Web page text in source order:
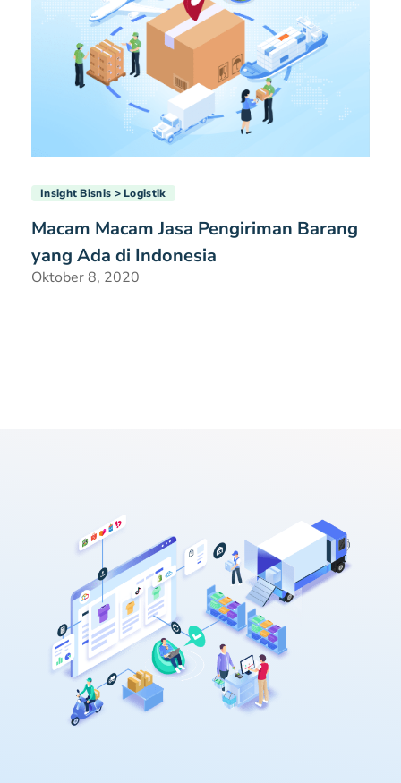
Insight Bisnis Logistik
Macam Macam Jasa Pengiriman Barang
yang Ada di Indonesia
Oktober 8, 2020